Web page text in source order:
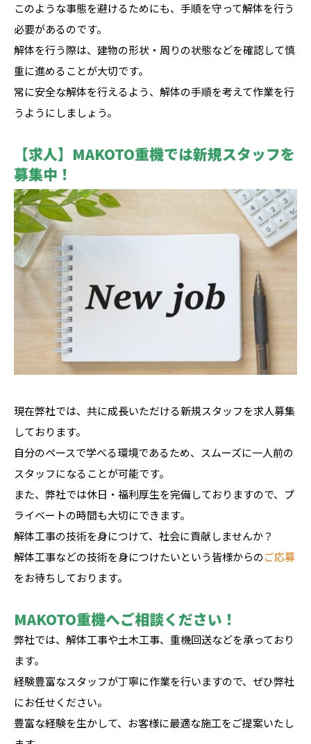
このような事態を避けるためにも、手順を守って解体を行う
必要があるのです。
解体を行う際は、建物の形状・周りの状態などを確認して慎
重に進めることが大切です。
常に安全な解体を行えるよう、解体の手順を考えて作業を行
うようにしましょう。
【求人】MAKOTO重機では新規スタッフを
募集中！
現在弊社では、共に成長いただける新規スタッフを求人募集
しております。
自分のペースで学べる環境であるため、スムーズに一人前の
スタッフになることが可能です。
また、弊社では休日・福利厚生を完備しておりますので、プ
ライベートの時間も大切にできます。
解体工事の技術を身につけて、社会に貢献しませんか？
解体工事などの技術を身につけたいという皆様からのご応募
をお待ちしております。
MAKOTO重機へご相談ください！
弊社では、解体工事や土木工事、重機回送などを承っており
ます。
経験豊富なスタッフが丁寧に作業を行いますので、ぜひ弊社
にお任せください。
豊富な経験を生かして、お客様に最適な施工をご提案いたし